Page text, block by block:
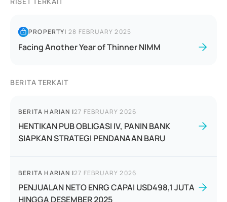
PROPERTY|28 FEBRUARY 2025
Facing Another Year of Thinner NIMM
BERITA TERKAIT
BERITA HARIAN |27 FEBRUARY 2026
HENTIKAN PUB OBLIGASI IV, PANIN BANK
SIAPKAN STRATEGI PENDANAAN BARU
BERITA HARIAN |27 FEBRUARY 2026
PENJUALAN NETO ENRG CAPAI USD498,1 JUTA
HINGGA DESEMBER 2025